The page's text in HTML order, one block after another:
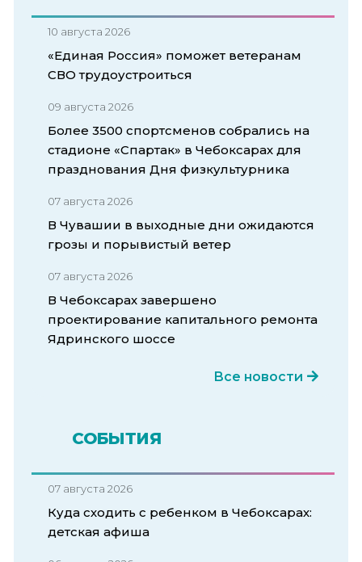
10 августа 2026
«Единая Россия» поможет ветеранам
СВО трудоустроиться
09 августа 2026
Более 3500 спортсменов собрались на
стадионе «Спартак» в Чебоксарах для
празднования Дня физкультурника
07 августа 2026
В Чувашии в выходные дни ожидаются
грозы и порывистый ветер
07 августа 2026
В Чебоксарах завершено
проектирование капитального ремонта
Ядринского шоссе
Все новости
СОБЫТИЯ
07 августа 2026
Куда сходить с ребенком в Чебоксарах:
детская афиша